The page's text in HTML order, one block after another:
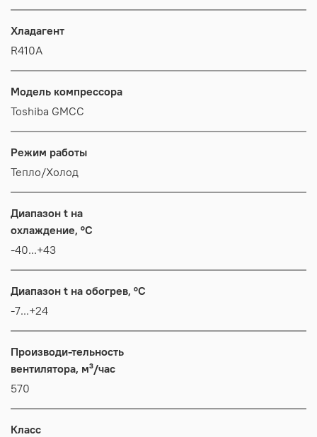
Хладагент
R410A
Модель компрессора
Toshiba GMCC
Режим работы
Тепло/Холод
Диапазон t на
охлаждение, °C
-40...+43
Диапазон t на обогрев, °C
-7...+24
Производи-тельность
вентилятора, м³/час
570
Класс